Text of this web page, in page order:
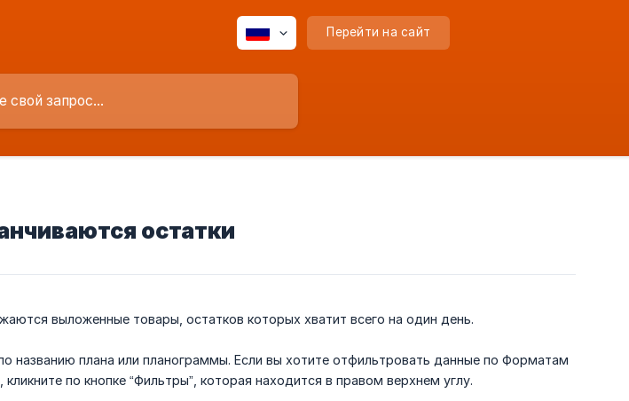
Перейти на сайт
остатки
выложенные товары, остатков которых хватит всего на один день.
названию плана или планограммы. Если вы хотите отфильтровать данные по Форматам
по кнопке “Фильтры”, которая находится в правом верхнем углу.